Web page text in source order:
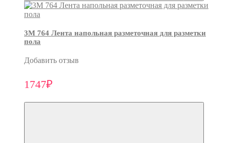
3M 764 Лента напольная разметочная для разметки
пола
Добавить отзыв
1747₽